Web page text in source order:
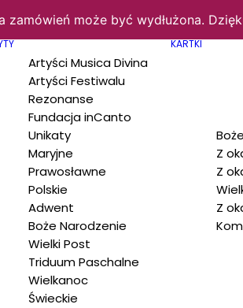
może być wydłużona.
Artyści Musica Divina
Artyści Festiwalu
Rezonanse
Fundacja inCanto
Unikaty
Maryjne
Prawosławne
Polskie
Adwent
Boże Narodzenie
Wielki Post
Triduum Paschalne
Wielkanoc
Świeckie
KARTKI
Z
Z
Z